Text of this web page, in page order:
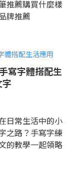
推薦購買什麼樣
牌推薦
寫字體搭配生
日常生活中的小
之路？手寫字練
的教學一起領略